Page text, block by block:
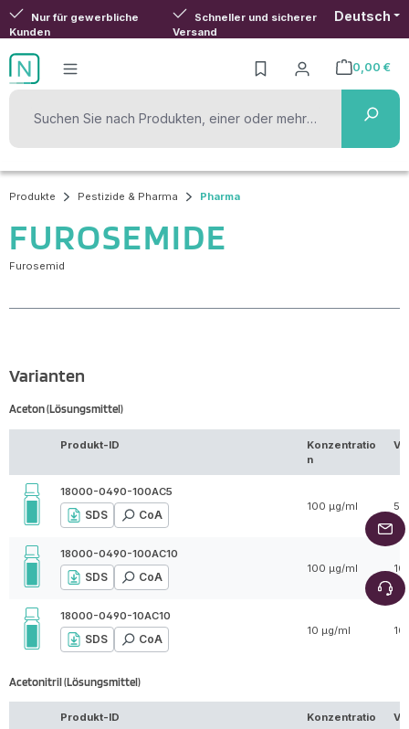
Zum Hauptinhalt springen
Nur für gewerbliche
Kunden
Schneller und sicherer
Versand
Deutsch
0,00 €
Warenkorb
Produkte Pestizide & Pharma Pharma
FUROSEMIDE
Furosemid
Varianten
Aceton (Lösungsmittel)
Produkt-ID
Konzentratio
n
18000-0490-100AC5
SDS CoA
100 µg/ml 5
18000-0490-100AC10
SDS CoA
100 µg/ml 10
18000-0490-10AC10
SDS CoA
10 µg/ml 10
Acetonitril (Lösungsmittel)
Produkt-ID
Konzentratio